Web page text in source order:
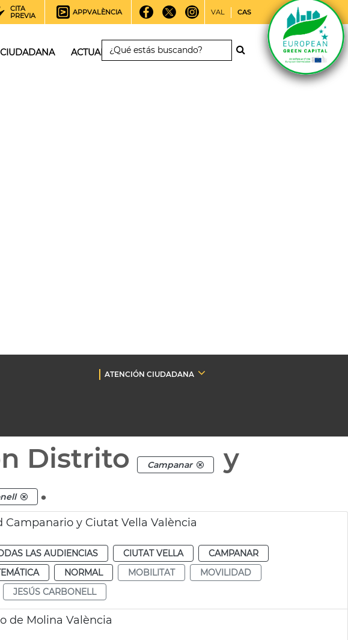
CITA
PREVIA
APPVALÈNCIA VAL CAS
ACTUALIDAD
ATENCIÓN CIUDADANA
Distrito Campanar
y
.
y Ciutat Vella València
LAS AUDIENCIAS CIUTAT VELLA
CAMPANAR
NORMAL MOBILITAT
MOVILIDAD
JESÚS CARBONELL
de Molina València